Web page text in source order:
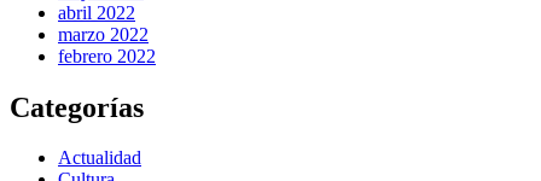
abril 2022
marzo 2022
febrero 2022
Categorías
Actualidad